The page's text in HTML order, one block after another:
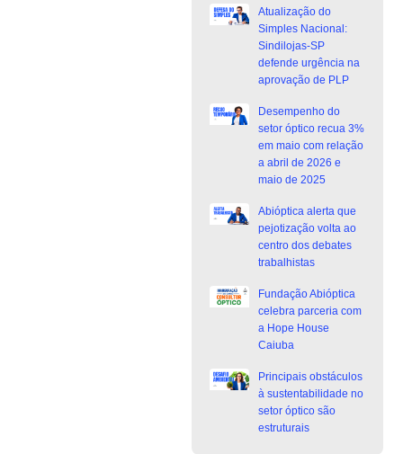
Atualização do
Simples Nacional:
Sindilojas-SP
defende urgência na
aprovação de PLP
Desempenho do
setor óptico recua 3%
em maio com relação
a abril de 2026 e
maio de 2025
Abióptica alerta que
pejotização volta ao
centro dos debates
trabalhistas
Fundação Abióptica
celebra parceria com
a Hope House
Caiuba
Principais obstáculos
à sustentabilidade no
setor óptico são
estruturais